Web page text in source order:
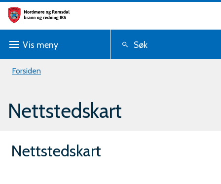
o
ø
e
Søk
Vis meny
Du
her:
Forsiden
Nettstedskart
Nettstedskart